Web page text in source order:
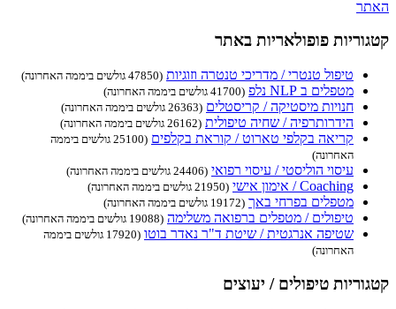
האתר
קטגוריות פופולאריות באתר
טיפול טנטרי / מדריכי טנטרה וזוגיות (47850 גולשים ביממה האחרונה)
מטפלים ב NLP נלפ (41700 גולשים ביממה האחרונה)
חנויות מיסטיקה / קריסטלים (26363 גולשים ביממה האחרונה)
הידרותרפיה / שחיה טיפולית (26162 גולשים ביממה האחרונה)
קריאה בקלפי טארוט / קוראת בקלפים
(25100 גולשים ביממה
האחרונה)
עיסוי הוליסטי / עיסוי רפואי (24406 גולשים ביממה האחרונה)
Coaching / אימון אישי (21950 גולשים ביממה האחרונה)
מטפלים בפרחי באך (19172 גולשים ביממה האחרונה)
טיפולים / מטפלים ברפואה משלימה (19088 גולשים ביממה האחרונה)
שטיפה אנרגטית / שיטת ד"ר נאדר בוטו
(17920 גולשים ביממה
האחרונה)
קטגוריות טיפולים / יעוצים